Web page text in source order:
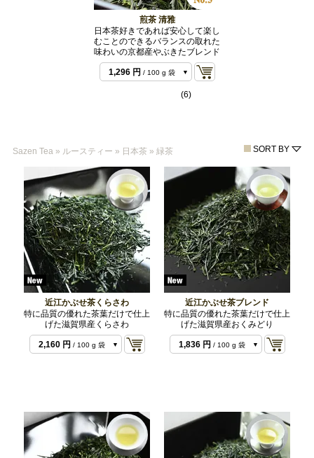
煎茶 清雅
日本茶好きであれば安心して楽し
むことのできるバランスの取れた
味わいの京都産やぶきたブレンド
1,296 円 / 100 g 袋
(6)
Sazen Tea» ルースティー » 日本茶» 緑茶 SORT BY
近江かぶせ茶くらさわ
特に品質の優れた茶葉だけで仕上
げた滋賀県産くらさわ
1,080 円/ 50 g 袋
2,160 円 / 100 g 袋
近江かぶせ茶ブレンド
特に品質の優れた茶葉だけで仕上
げた滋賀県産おくみどり
1,836 円 / 100 g 袋